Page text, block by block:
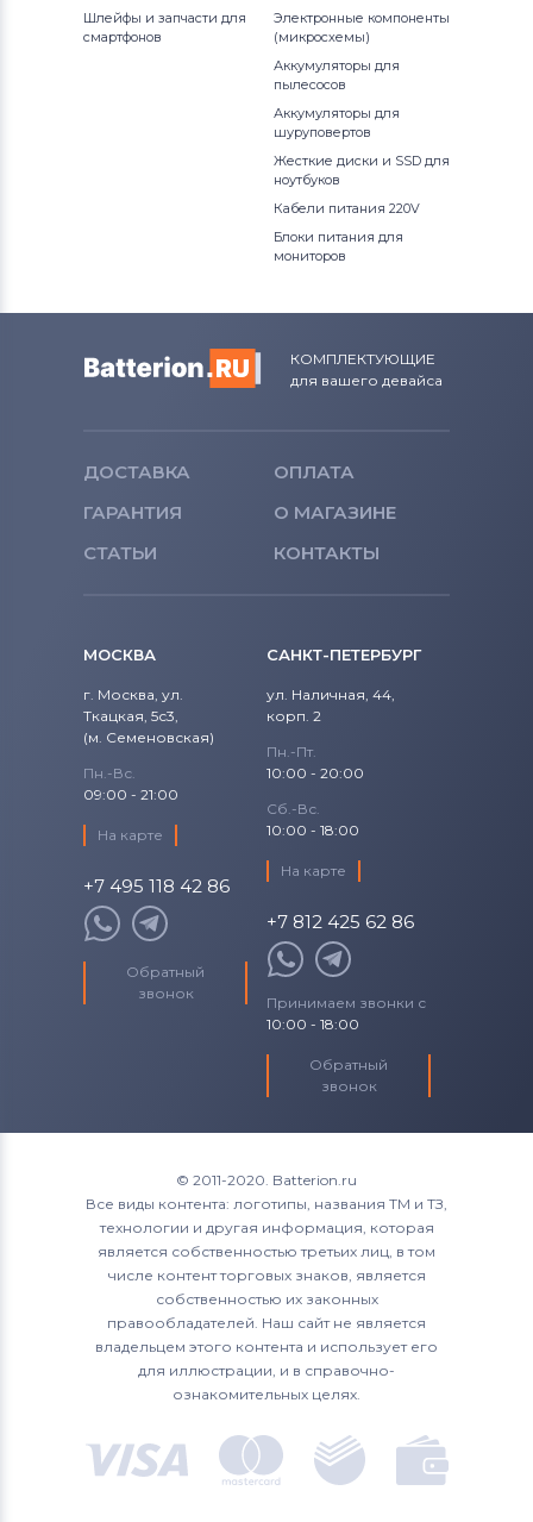
Шлейфы и запчасти для
смартфонов
Электронные компоненты
(микросхемы)
Аккумуляторы для
пылесосов
Аккумуляторы для
шуруповертов
Жесткие диски и SSD для
ноутбуков
Кабели питания 220V
Блоки питания для
мониторов
КОМПЛЕКТУЮЩИЕ
для вашего девайса
ДОСТАВКА
ОПЛАТА
ГАРАНТИЯ
О МАГАЗИНЕ
СТАТЬИ
КОНТАКТЫ
МОСКВА
г. Москва, ул.
Ткацкая, 5с3,
(м. Семеновская)
Пн.-Вс.
09:00 - 21:00
На карте
+7 495 118 42 86
Обратный
звонок
САНКТ-ПЕТЕРБУРГ
ул. Наличная, 44,
корп. 2
Пн.-Пт.
10:00 - 20:00
Сб.-Вс.
10:00 - 18:00
На карте
+7 812 425 62 86
Принимаем звонки с
10:00 - 18:00
Обратный
звонок
© 2011-2020. Batterion.ru
Все виды контента: логотипы, названия ТМ и ТЗ,
технологии и другая информация, которая
является собственностью третьих лиц, в том
числе контент торговых знаков, является
собственностью их законных
правообладателей. Наш сайт не является
владельцем этого контента и использует его
для иллюстрации, и в справочно-
ознакомительных целях.